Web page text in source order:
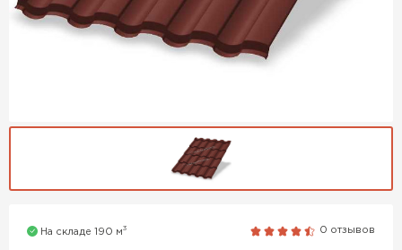
На складе 190 м3 0 отзывов